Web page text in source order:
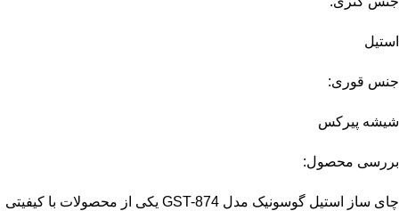
استیل
جنس قوری:
شیشه پیرکس
بررسی محصول:
چای ساز استیل گوسونیک مدل GST-874 یکی از محصولات با کیفیتی